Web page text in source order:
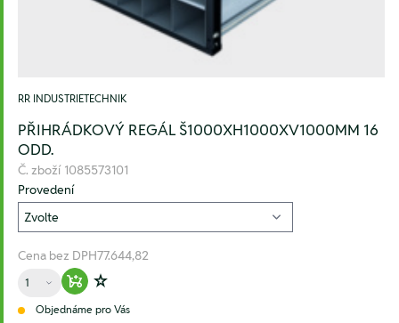
RR INDUSTRIETECHNIK
PŘIHRÁDKOVÝ REGÁL Š1000XH1000XV1000MM 16
ODD.
Č. zboží 1085573101
Provedení
Cena bez DPH77.644,82
Množství
Warenkorb hinzufügen
Zur Wunschliste hinzufügen
Objednáme pro Vás